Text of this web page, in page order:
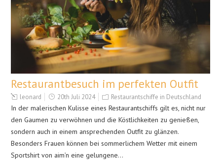
Restaurantbesuch im perfekten Outfit
leonard 20th Juli 2024 Restaurantschiffe in Deutschland
In der malerischen Kulisse eines Restaurantschiffs gilt es, nicht nur
den Gaumen zu verwöhnen und die Köstlichkeiten zu genießen,
sondern auch in einem ansprechenden Outfit zu glänzen.
Besonders Frauen können bei sommerlichem Wetter mit einem
Sportshirt von aim’n eine gelungene…